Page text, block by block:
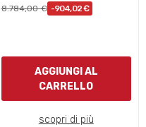
8.784,00 € -904,02 €
AGGIUNGI AL
CARRELLO
scopri di più